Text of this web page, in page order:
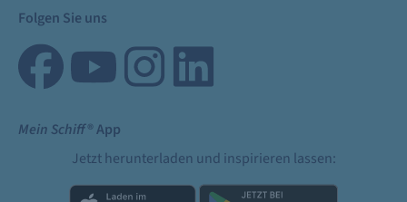
Folgen Sie uns
Mein Schiff® App
Jetzt herunterladen und inspirieren lassen: